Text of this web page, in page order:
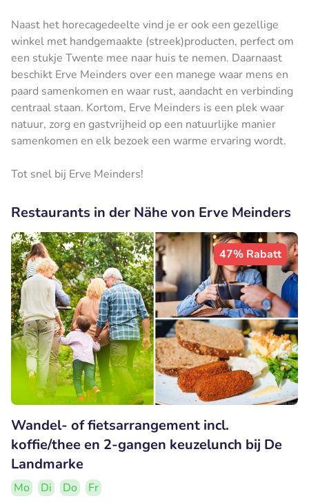
Naast het horecagedeelte vind je er ook een gezellige
winkel met handgemaakte (streek)producten, perfect om
een stukje Twente mee naar huis te nemen. Daarnaast
beschikt Erve Meinders over een manege waar mens en
paard samenkomen en waar rust, aandacht en verbinding
centraal staan. Kortom, Erve Meinders is een plek waar
natuur, zorg en gastvrijheid op een natuurlijke manier
samenkomen en elk bezoek een warme ervaring wordt.
Tot snel bij Erve Meinders!
Restaurants in der Nähe von Erve Meinders
47% Rabatt
Wandel- of fietsarrangement incl.
koffie/thee en 2-gangen keuzelunch bij De
Landmarke
Mo Di Do
Fr